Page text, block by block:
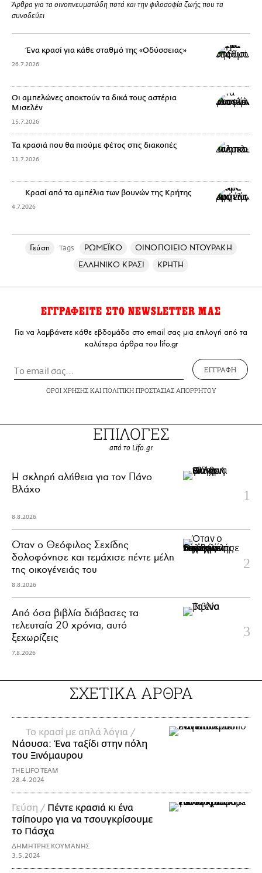
Άρθρα για τα οινοπνευματώδη ποτά και την φιλοσοφία ζωής που τα
συνοδεύει
Ένα κρασί για κάθε σταθμό της «Οδύσσειας»
26.7.2026
Οι αμπελώνες αποκτούν τα δικά τους αστέρια
Μισελέν
15.7.2026
Τα κρασιά που θα πιούμε φέτος στις διακοπές
11.7.2026
Κρασί από τα αμπέλια των βουνών της Κρήτης
4.7.2026
Γεύση Tags ΡΩΜΕΪΚΟ
ΟΙΝΟΠΟΙΕΙΟ ΝΤΟΥΡΑΚΗ
ΕΛΛΗΝΙΚΟ ΚΡΑΣΙ
ΚΡΗΤΗ
ΕΓΓΡΑΦΕΙΤΕ ΣΤΟ NEWSLETTER ΜΑΣ
Για να λαμβάνετε κάθε εβδομάδα στο email σας μια επιλογή από τα
καλύτερα άρθρα του lifo.gr
ΕΓΓΡΑΦΗ
ΟΡΟΙ ΧΡΗΣΗΣΚΑΙ ΠΟΛΙΤΙΚΗ ΠΡΟΣΤΑΣΙΑΣ ΑΠΟΡΡΗΤΟΥ
ΕΠΙΛΟΓΕΣ
από το Lifo.gr
H σκληρή αλήθεια για τον Πάνο
Βλάχο
8.8.2026
Όταν ο Θεόφιλος Σεχίδης
δολοφόνησε και τεμάχισε πέντε μέλη
της οικογένειάς του
8.8.2026
Από όσα βιβλία διάβασες τα
τελευταία 20 χρόνια, αυτό
ξεχωρίζεις
7.8.2026
ΣΧΕΤΙΚΑ ΑΡΘΡΑ
Το κρασί με απλά λόγια /
Νάουσα: Ένα ταξίδι στην πόλη
του Ξινόμαυρου
THE LIFO TEAM
28.4.2024
Γεύση / Πέντε κρασιά κι ένα
τσίπουρο για να τσουγκρίσουμε
το Πάσχα
ΔΗΜΗΤΡΗΣ ΚΟΥΜΑΝΗΣ
3.5.2024